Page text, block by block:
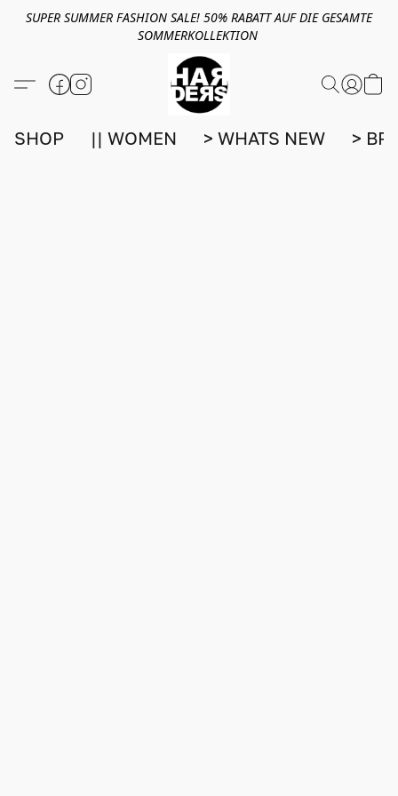
SUPER SUMMER FASHION SALE! 50% RABATT AUF DIE GESAMTE
SOMMERKOLLEKTION
SHOP || WOMEN > WHATS NEW >